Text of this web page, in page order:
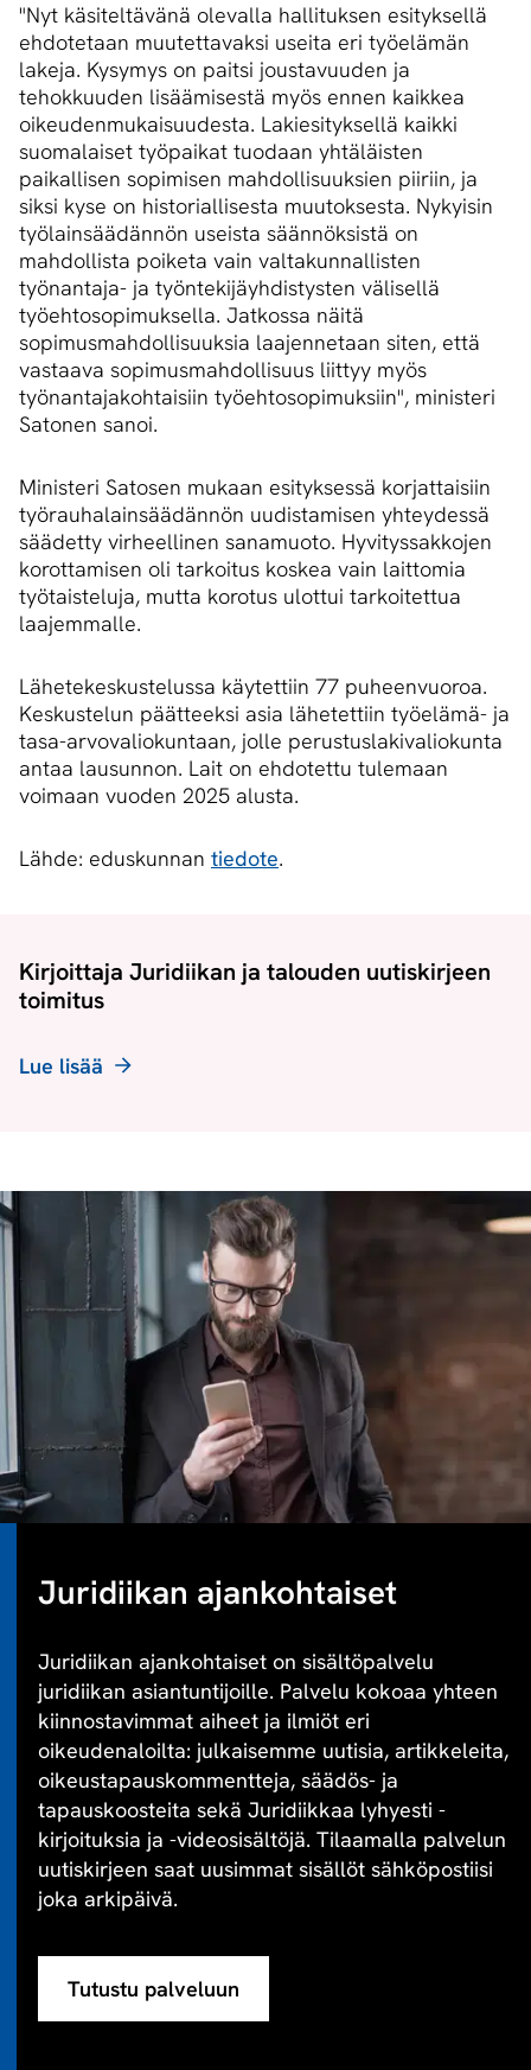
"Nyt käsiteltävänä olevalla hallituksen esityksellä
ehdotetaan muutettavaksi useita eri työelämän
lakeja. Kysymys on paitsi joustavuuden ja
tehokkuuden lisäämisestä myös ennen kaikkea
oikeudenmukaisuudesta. Lakiesityksellä kaikki
suomalaiset työpaikat tuodaan yhtäläisten
paikallisen sopimisen mahdollisuuksien piiriin, ja
siksi kyse on historiallisesta muutoksesta. Nykyisin
työlainsäädännön useista säännöksistä on
mahdollista poiketa vain valtakunnallisten
työnantaja- ja työntekijäyhdistysten välisellä
työehtosopimuksella. Jatkossa näitä
sopimusmahdollisuuksia laajennetaan siten, että
vastaava sopimusmahdollisuus liittyy myös
työnantajakohtaisiin työehtosopimuksiin", ministeri
Satonen sanoi.
Ministeri Satosen mukaan esityksessä korjattaisiin
työrauhalainsäädännön uudistamisen yhteydessä
säädetty virheellinen sanamuoto. Hyvityssakkojen
korottamisen oli tarkoitus koskea vain laittomia
työtaisteluja, mutta korotus ulottui tarkoitettua
laajemmalle.
Lähetekeskustelussa käytettiin 77 puheenvuoroa.
Keskustelu​n päätteeksi asia lähetettiin työelämä- ja
tasa-arvovaliokuntaan, jolle perustuslakivaliokunta
antaa lausunnon. Lait on ehdotettu tulemaan
voimaan vuoden 2025 alusta.
Lähde: eduskunnan tiedote.
Kirjoittaja Juridiikan ja talouden uutiskirjeen
toimitus
Lue lisää
Juridiikan ajankohtaiset
Juridiikan ajankohtaiset on sisältöpalvelu
juridiikan asiantuntijoille. Palvelu kokoaa yhteen
kiinnostavimmat aiheet ja ilmiöt eri
oikeudenaloilta: julkaisemme uutisia, artikkeleita,
oikeustapauskommentteja, säädös- ja
tapauskoosteita sekä Juridiikkaa lyhyesti -
kirjoituksia ja -videosisältöjä. Tilaamalla palvelun
uutiskirjeen saat uusimmat sisällöt sähköpostiisi
joka arkipäivä.
Tutustu palveluun